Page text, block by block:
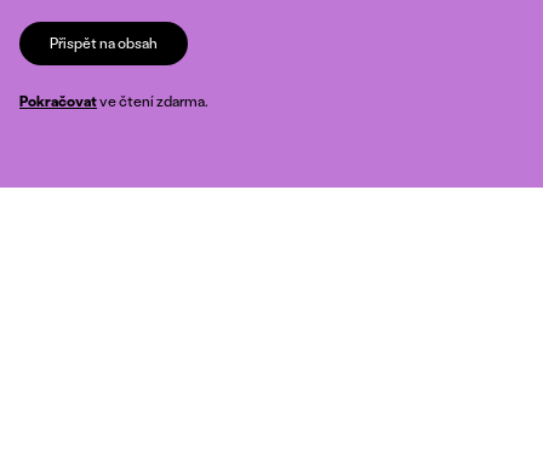
Přispět na obsah
Pokračovatve čtení zdarma.